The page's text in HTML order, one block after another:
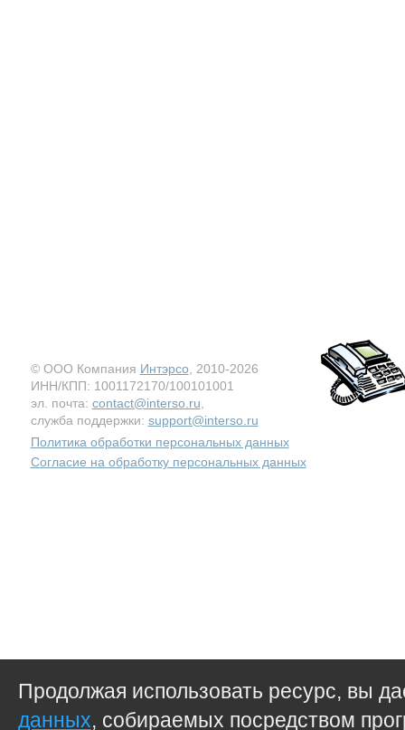
© ООО Компания Интэрсо , 2010-2026
ИНН/КПП: 1001172170/100101001
эл. почта: contact@interso.ru
служба поддержки: support@interso.ru
Политика обработки персональных данных
Согласие на обработку персональных данных
Продолжая использовать ресурс, вы
данных, собираемых посредством